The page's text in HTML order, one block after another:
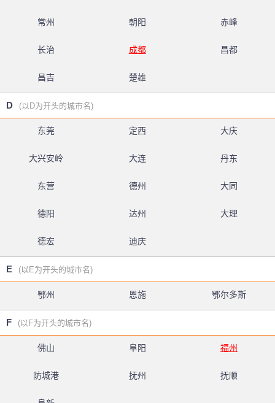
常州 朝阳 赤峰
长治 成都 昌都
昌吉 楚雄
D (以D为开头的城市名)
东莞 定西 大庆
大兴安岭 大连 丹东
东营 德州 大同
德阳 达州 大理
德宏 迪庆
E (以E为开头的城市名)
鄂州 恩施 鄂尔多斯
F (以F为开头的城市名)
佛山 阜阳 福州
防城港 抚州 抚顺